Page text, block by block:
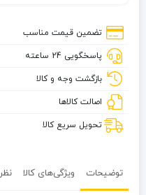
210×150
تضمین قیمت مناسب
پاسخگویی 24 ساعته
بازگشت وجه و کالا
اصالت کالاها
تحویل سریع کالا
توضیحات ویژگی‌های کالا